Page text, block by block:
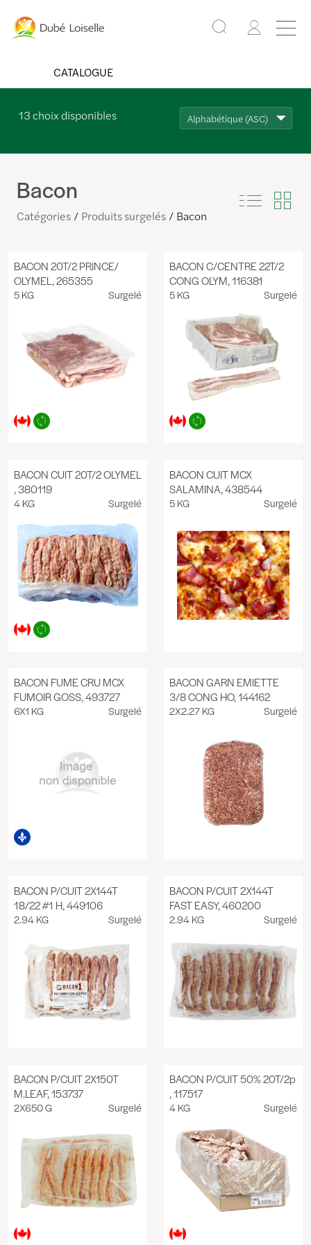
CATALOGUE
13choix disponibles Alphabétique (ASC)
Bacon
Catégories Produits surgelés Bacon
BACON 20T/2 PRINCE/
OLYMEL, 265355
5 KG Surgelé
BACON C/CENTRE 22T/2
CONG OLYM, 116381
5 KG Surgelé
BACON CUIT 20T/2 OLYMEL
, 380119
4 KG Surgelé
BACON CUIT MCX
SALAMINA, 438544
5 KG Surgelé
BACON FUME CRU MCX
FUMOIR GOSS, 493727
6X1 KG Surgelé
BACON GARN EMIETTE
3/8 CONG HO, 144162
2X2.27 KG Surgelé
BACON P/CUIT 2X144T
18/22 #1 H, 449106
2.94 KG Surgelé
BACON P/CUIT 2X144T
FAST EASY, 460200
2.94 KG Surgelé
BACON P/CUIT 2X150T
M.LEAF, 153737
2X650 G Surgelé
BACON P/CUIT 50% 20T/2p
, 117517
4 KG Surgelé